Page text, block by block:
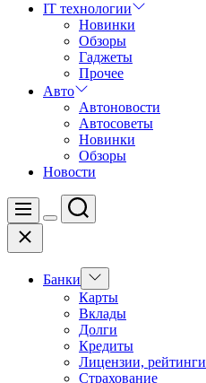
IT технологии
Новинки
Обзоры
Гаджеты
Прочее
Авто
Автоновости
Автосоветы
Новинки
Обзоры
Новости
Меню
Цвет
Поиск
Закрыть
Банки
Показать
подменю
Карты
Вклады
Долги
Кредиты
Лицензии, рейтинги
Страхование